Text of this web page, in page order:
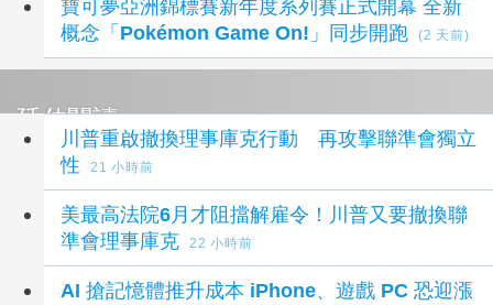
寶可夢亞洲錦標賽新年度系列賽正式開幕 全新
概念「Pokémon Game On!」同步開跑
(2 天前)
延伸閱讀
川普重啟撤換理事庫克行動 再攻擊聯準會獨立
性
21 小時前
美最高法院6月才阻擋解雇令！川普又要撤換聯
準會理事庫克
22 小時前
AI 搶記憶體推升成本 iPhone、遊戲 PC 恐迎漲